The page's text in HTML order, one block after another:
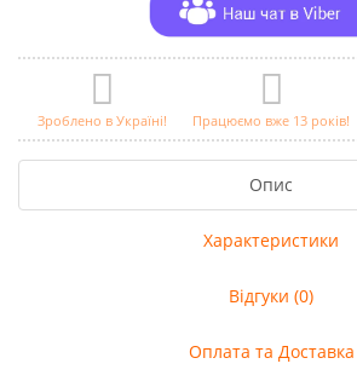
Зроблено в Україні! Працюємо вже 13 років!
Опис
Характеристики
Відгуки (0)
Оплата та Доставка